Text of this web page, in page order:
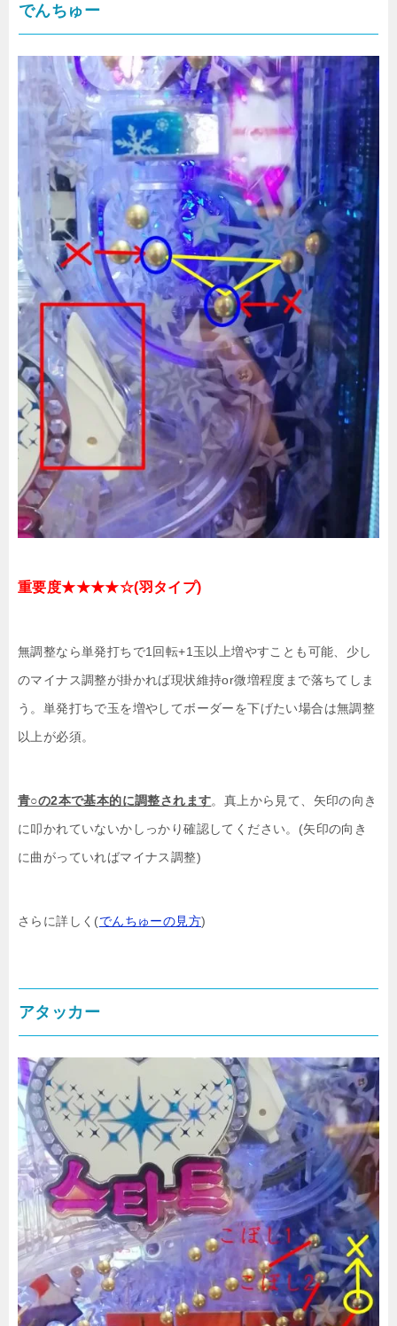
でんちゅー
重要度★★★★☆(羽タイプ)
無調整なら単発打ちで1回転+1玉以上増やすことも可能、少し
のマイナス調整が掛かれば現状維持or微増程度まで落ちてしま
う。単発打ちで玉を増やしてボーダーを下げたい場合は無調整
以上が必須。
青○の2本で基本的に調整されます。真上から見て、矢印の向き
に叩かれていないかしっかり確認してください。(矢印の向き
に曲がっていればマイナス調整)
さらに詳しく(でんちゅーの見方)
アタッカー